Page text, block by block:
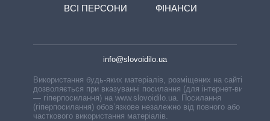
ВСІ ПЕРСОНИ
ФІНАНСИ
info@slovoidilo.ua
Використання будь-яких матеріалів, розміщених на сайті,
дозволяється при вказуванні посилання (для інтернет-видань
— гіперпосилання) на www.slovoidilo.ua. Посилання
(гіперпосилання) обов’язкове незалежно від повного або
часткового використання матеріалів.